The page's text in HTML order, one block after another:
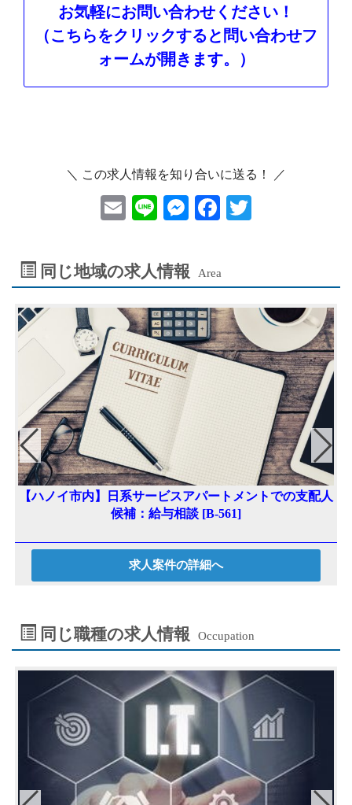
お気軽にお問い合わせください！
（こちらをクリックすると問い合わせフ
ォームが開きます。）
＼ この求人情報を知り合いに送る！ ／
E
ai
l
Li M
n
ge
r
F
oo
k
er
同じ地域の求人情報 Area
【ハノイ市内】日系サービスアパートメントでの支配人
候補：給与相談 [B-561]
求人案件の詳細へ
同じ職種の求人情報 Occupation